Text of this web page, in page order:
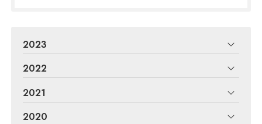
2023
2022
2021
2020